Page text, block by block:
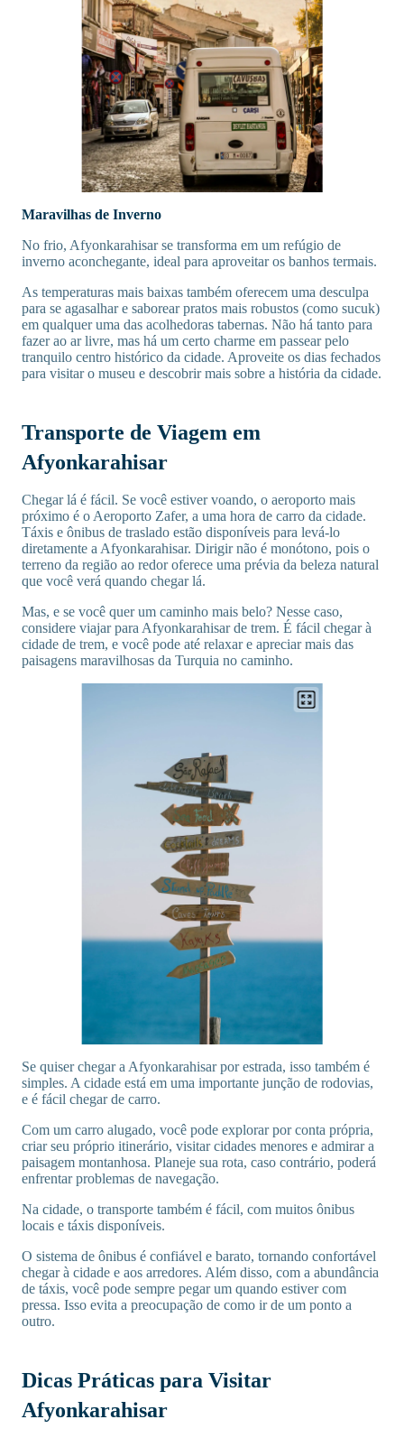
Maravilhas de Inverno
No frio, Afyonkarahisar se transforma em um refúgio de
inverno aconchegante, ideal para aproveitar os banhos termais.
As temperaturas mais baixas também oferecem uma desculpa
para se agasalhar e saborear pratos mais robustos (como sucuk)
em qualquer uma das acolhedoras tabernas. Não há tanto para
fazer ao ar livre, mas há um certo charme em passear pelo
tranquilo centro histórico da cidade. Aproveite os dias fechados
para visitar o museu e descobrir mais sobre a história da cidade.
Transporte de Viagem em
Afyonkarahisar
Chegar lá é fácil. Se você estiver voando, o aeroporto mais
próximo é o Aeroporto Zafer, a uma hora de carro da cidade.
Táxis e ônibus de traslado estão disponíveis para levá-lo
diretamente a Afyonkarahisar. Dirigir não é monótono, pois o
terreno da região ao redor oferece uma prévia da beleza natural
que você verá quando chegar lá.
Mas, e se você quer um caminho mais belo? Nesse caso,
considere viajar para Afyonkarahisar de trem. É fácil chegar à
cidade de trem, e você pode até relaxar e apreciar mais das
paisagens maravilhosas da Turquia no caminho.
Se quiser chegar a Afyonkarahisar por estrada, isso também é
simples. A cidade está em uma importante junção de rodovias,
e é fácil chegar de carro.
Com um carro alugado, você pode explorar por conta própria,
criar seu próprio itinerário, visitar cidades menores e admirar a
paisagem montanhosa. Planeje sua rota, caso contrário, poderá
enfrentar problemas de navegação.
Na cidade, o transporte também é fácil, com muitos ônibus
locais e táxis disponíveis.
O sistema de ônibus é confiável e barato, tornando confortável
chegar à cidade e aos arredores. Além disso, com a abundância
de táxis, você pode sempre pegar um quando estiver com
pressa. Isso evita a preocupação de como ir de um ponto a
outro.
Dicas Práticas para Visitar
Afyonkarahisar